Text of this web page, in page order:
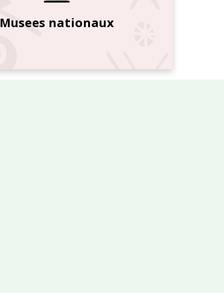
Musees nationaux